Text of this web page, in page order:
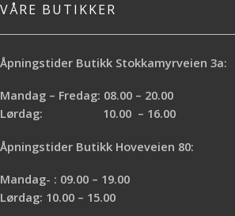
VÅRE BUTIKKER
Åpningstider Butikk Stokkamyrveien 3a:
Mandag – Fredag: 08.00 – 20.00
Lørdag: 10.00 – 16.00
Åpningstider Butikk Hoveveien 80:
Mandag- : 09.00 – 19.00
Lørdag: 10.00 – 15.00